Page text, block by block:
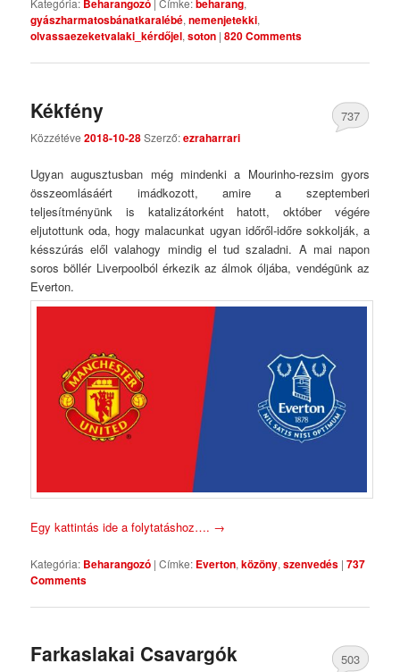
Kategória: Beharangozó |Címke: beharang,
gyászharmatosbánatkaralébé,nemenjetekki,
olvassaezeketvalaki_kérdőjel,soton |820 Comments
Kékfény
Közzétéve2018-10-28Szerző:ezraharrari
737
Ugyan augusztusban még mindenki a Mourinho-rezsim gyors
összeomlásáért imádkozott, amire a szeptemberi
teljesítményünk is katalizátorként hatott, október végére
eljutottunk oda, hogy malacunkat ugyan időről-időre sokkolják, a
késszúrás elől valahogy mindig el tud szaladni. A mai napon
soros böllér Liverpoolból érkezik az álmok óljába, vendégünk az
Everton.
Egy kattintás ide a folytatáshoz…. →
Kategória: Beharangozó |Címke: Everton,közöny,szenvedés |737
Comments
Farkaslakai Csavargók
503